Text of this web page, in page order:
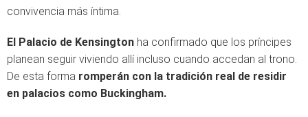
convivencia más íntima.
El Palacio de Kensington ha confirmado que los príncipes
planean seguir viviendo allí incluso cuando accedan al trono.
De esta forma romperán con la tradición real de residir
en palacios como Buckingham.